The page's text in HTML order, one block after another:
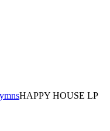
HAPPY HOUSE LP